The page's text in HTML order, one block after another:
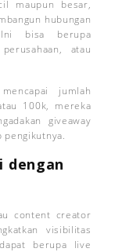
maupun besar,
hubungan
Ini bisa berupa
atau
jumlah
100k, mereka
giveaway
pengikutnya.
dengan
content creator
visibilitas
berupa live